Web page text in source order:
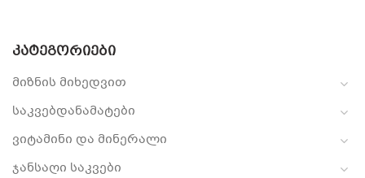
ᲙᲐᲢᲔᲒᲝᲠᲘᲔᲑᲘ
მიზნის მიხედვით
საკვებდანამატები
ვიტამინი და მინერალი
ჯანსაღი საკვები